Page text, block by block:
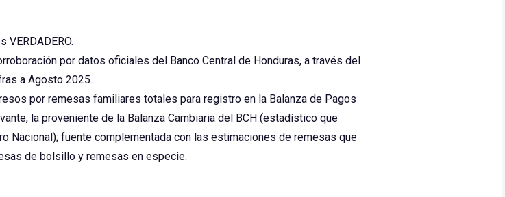
por datos oficiales del Banco Central de Honduras, a través del
a Agosto 2025.
por remesas familiares totales para registro en la Balanza de Pagos
la proveniente de la Balanza Cambiaria del BCH (estadístico que
Nacional); fuente complementada con las estimaciones de remesas que
de bolsillo y remesas en especie.